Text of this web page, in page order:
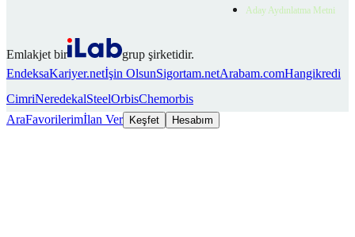
Aday Aydınlatma Metni
Emlakjet bir
grup şirketidir.
EndeksaKariyer.netİşin OlsunSigortam.netArabam.comHangikredi
CimriNeredekalSteelOrbisChemorbis
AraFavorilerimİlan Ver Keşfet Hesabım